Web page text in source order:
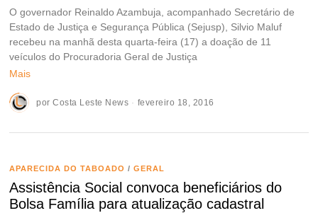
O governador Reinaldo Azambuja, acompanhado Secretário de
Estado de Justiça e Segurança Pública (Sejusp), Silvio Maluf
recebeu na manhã desta quarta-feira (17) a doação de 11
veículos do Procuradoria Geral de Justiça
Mais
porCosta Leste News fevereiro 18, 2016
APARECIDA DO TABOADO / GERAL
Assistência Social convoca beneficiários do
Bolsa Família para atualização cadastral